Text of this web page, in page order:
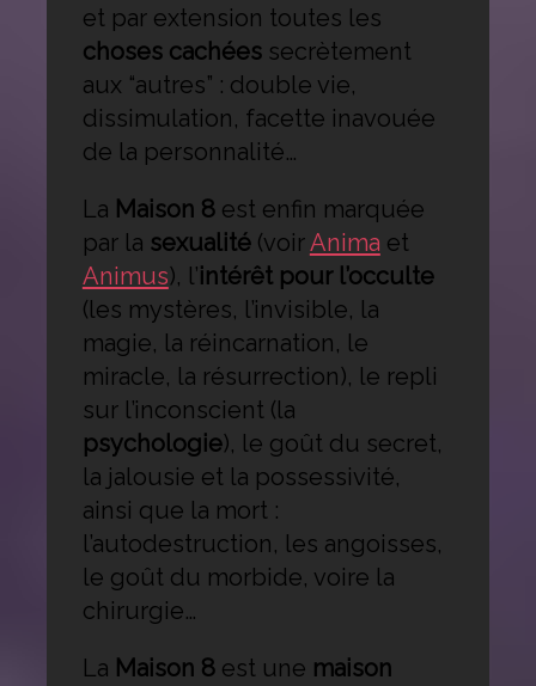
et par extension toutes les
choses cachéessecrètement
aux “autres” : double vie,
dissimulation, facette inavouée
de la personnalité…
La Maison 8est enfin marquée
par la sexualité(voirAnima et
Animus), l’intérêt pour l’occulte
(les mystères, l’invisible, la
magie, la réincarnation, le
miracle, la résurrection), le repli
sur l’inconscient (la
psychologie), le goût du secret,
la jalousie et la possessivité,
ainsi que la mort :
l’autodestruction, les angoisses,
le goût du morbide, voire la
chirurgie…
La Maison 8est une maison